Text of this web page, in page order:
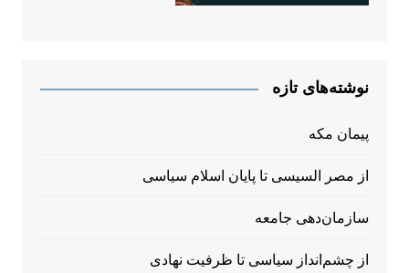
نوشته‌های تازه
پیمان مکه
از مصر السیسی تا پایان اسلام سیاسی
سازمان‌دهی جامعه
از چشم‌انداز سیاسی تا ظرفیت نهادی